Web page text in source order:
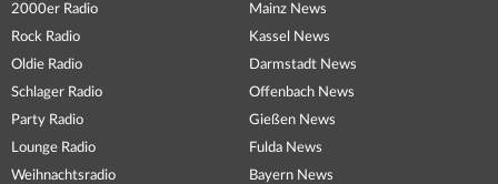
2000er Radio
Rock Radio
Oldie Radio
Schlager Radio
Party Radio
Lounge Radio
Weihnachtsradio
Mainz News
Kassel News
Darmstadt News
Offenbach News
Gießen News
Fulda News
Bayern News